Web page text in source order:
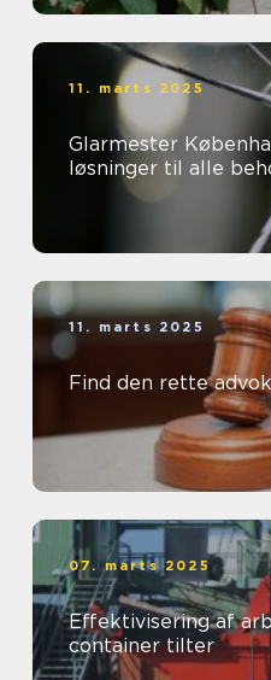
11. marts 2025
Glarmester
løsninger til alle
11. marts 2025
Find den rette
07. marts 2025
Effektivisering af
container tilter